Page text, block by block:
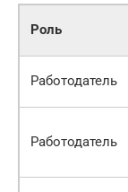
Роль
Работодатель
Работодатель